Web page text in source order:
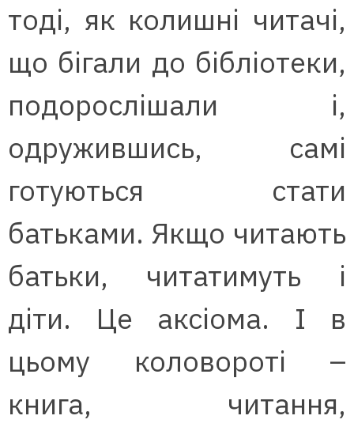
тоді, як колишні читачі,
що бігали до бібліотеки,
подорослішали і,
одружившись, самі
готуються стати
батьками. Якщо читають
батьки, читатимуть і
діти. Це аксіома. І в
цьому коловороті –
книга, читання,